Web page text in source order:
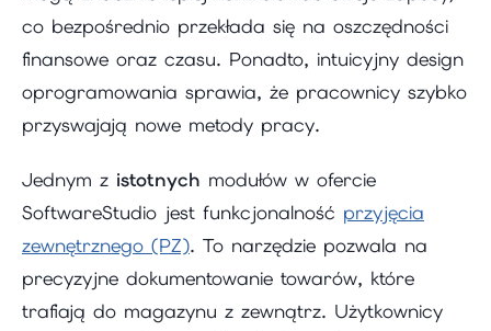
co bezpośrednio przekłada się na oszczędności
finansowe oraz czasu. Ponadto, intuicyjny design
oprogramowania sprawia, że pracownicy szybko
przyswajają nowe metody pracy.
Jednym z istotnych modułów w ofercie
SoftwareStudio jest funkcjonalność przyjęcia
zewnętrznego (PZ). To narzędzie pozwala na
precyzyjne dokumentowanie towarów, które
trafiają do magazynu z zewnątrz. Użytkownicy